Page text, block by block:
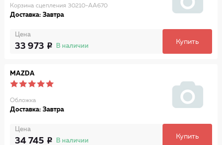
Корзина сцепления 30210-AA670
Доставка: Завтра
Цена
33 973 В наличии
Купить
MAZDA
Обложка
Доставка: Завтра
Цена
34 745 В наличии
Купить